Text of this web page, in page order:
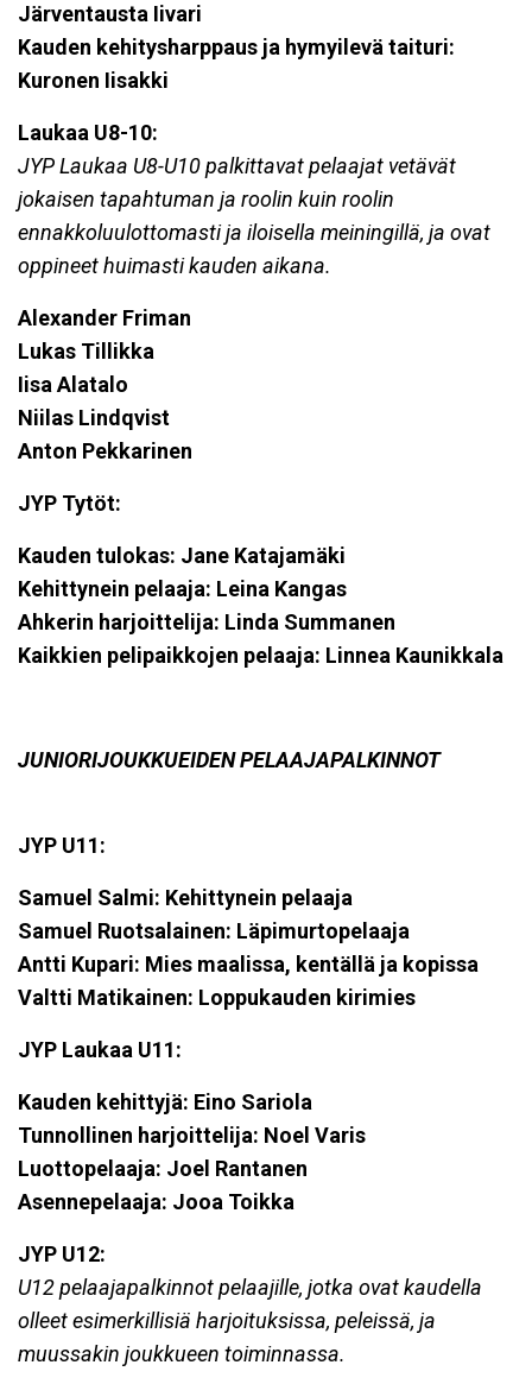
Järventausta Iivari
Kauden kehitysharppaus ja hymyilevä taituri:
Kuronen Iisakki
Laukaa U8-10:
JYP Laukaa U8-U10 palkittavat pelaajat vetävät
jokaisen tapahtuman ja roolin kuin roolin
ennakkoluulottomasti ja iloisella meiningillä, ja ovat
oppineet huimasti kauden aikana.
Alexander Friman
Lukas Tillikka
Iisa Alatalo
Niilas Lindqvist
Anton Pekkarinen
JYP Tytöt:
Kauden tulokas: Jane Katajamäki
Kehittynein pelaaja: Leina Kangas
Ahkerin harjoittelija: Linda Summanen
Kaikkien pelipaikkojen pelaaja: Linnea Kaunikkala
JUNIORIJOUKKUEIDEN PELAAJAPALKINNOT
JYP U11:
Samuel Salmi: Kehittynein pelaaja
Samuel Ruotsalainen: Läpimurtopelaaja
Antti Kupari: Mies maalissa, kentällä ja kopissa
Valtti Matikainen: Loppukauden kirimies
JYP Laukaa U11:
Kauden kehittyjä: Eino Sariola
Tunnollinen harjoittelija: Noel Varis
Luottopelaaja: Joel Rantanen
Asennepelaaja: Jooa Toikka
JYP U12:
U12 pelaajapalkinnot pelaajille, jotka ovat kaudella
olleet esimerkillisiä harjoituksissa, peleissä, ja
muussakin joukkueen toiminnassa.